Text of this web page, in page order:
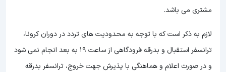
مشتری می‌ باشد.
لازم به ذکر است كه با توجه به محدودیت های تردد در دوران کرونا،
ترانسفر استقبال و بدرقه فرودگاهی از ساعت 19 به بعد انجام نمی ‌شود
و در صورت اعلام و هماهنگی با پذیرش جهت خروج، ترانسفر بدرقه